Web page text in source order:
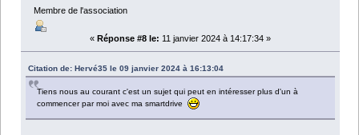
Membre de l'association
« Réponse #8 le: 11 janvier 2024 à 14:17:34 »
Citation de: Hervé35 le 09 janvier 2024 à 16:13:04
Tiens nous au courant c'est un sujet qui peut en intéresser plus d'un à
commencer par moi avec ma smartdrive